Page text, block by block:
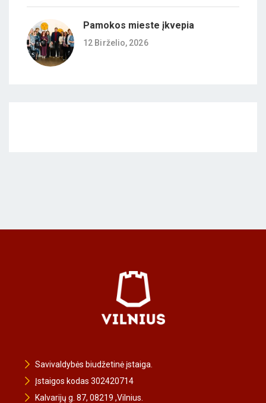
Pamokos mieste įkvepia
12 Birželio, 2026
Savivaldybės biudžetinė įstaiga.
Įstaigos kodas 302420714
Kalvarijų g. 87, 08219 ,Vilnius.